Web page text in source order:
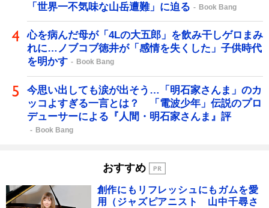
「世界一不気味な山岳遭難」に迫る
Book Bang
心を病んだ母が「4Lの大五郎」を飲み干しゲロまみ
れに…ノブコブ徳井が「感情を失くした」子供時代
を明かす
Book Bang
今思い出しても涙が出そう…「明石家さんま」のカ
ッコよすぎる一言とは？ 「電波少年」伝説のプロ
デューサーによる『人間・明石家さんま』評
Book Bang
おすすめ
創作にもリフレッシュにもガムを愛
用（ジャズピアニスト 山中千尋さ